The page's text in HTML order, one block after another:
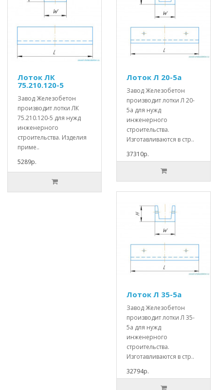
Лоток ЛК
75.210.120-5
Завод Железобетон
производит лотки ЛК
75.210.120-5 для нужд
инженерного
строительства. Изделия
приме..
5289р.
Лоток Л 20-5а
Завод Железобетон
производит лотки Л 20-
5а для нужд
инженерного
строительства.
Изготавливаются в стр..
37310р.
Лоток Л 35-5а
Завод Железобетон
производит лотки Л 35-
5а для нужд
инженерного
строительства.
Изготавливаются в стр..
32794р.